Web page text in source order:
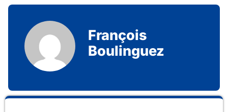
François
Boulinguez